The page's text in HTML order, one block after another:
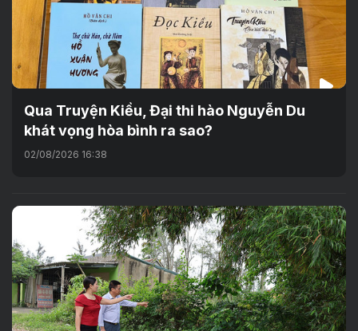
Qua Truyện Kiều, Đại thi hào Nguyễn Du
khát vọng hòa bình ra sao?
02/08/2026 16:38